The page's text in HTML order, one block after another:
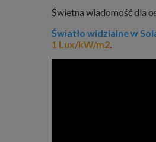
Świetna wiadomość dla
Światło widzialne w
1 Lux/kW/m2.